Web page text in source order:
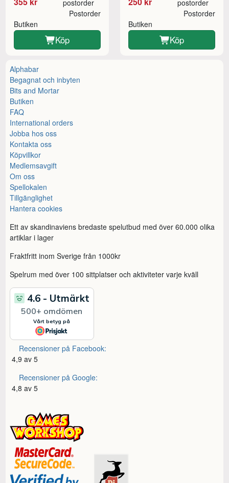
postorder
Butiken
Postorder
Köp
postorder
Butiken
Postorder
Köp
Alphabar
Begagnat och inbyten
Bits and Mortar
Butiken
FAQ
International orders
Jobba hos oss
Kontakta oss
Köpvillkor
Medlemsavgift
Om oss
Spellokalen
Tillgänglighet
Hantera cookies
Ett av skandinaviens bredaste spelutbud med över 60.000 olika
artiklar i lager
Fraktfritt inom Sverige från 1000kr
Spelrum med över 100 sittplatser och aktiviteter varje kväll
Recensioner på Facebook:
4,9 av 5
Recensioner på Google:
4,8 av 5